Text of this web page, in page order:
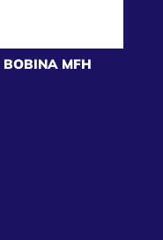
BOBINA MFH